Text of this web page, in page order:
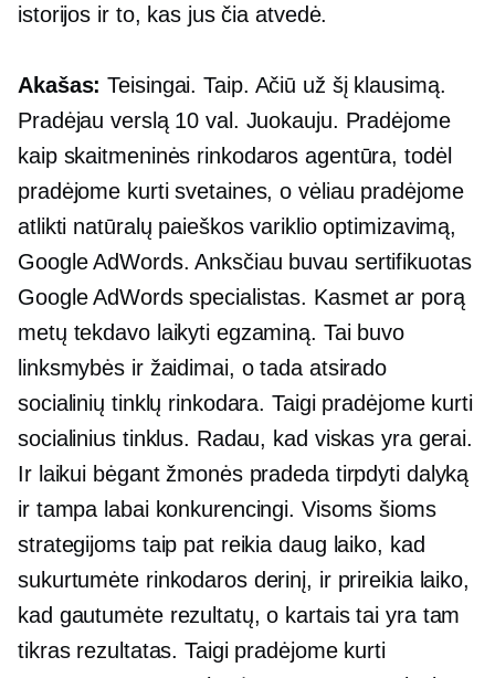
istorijos ir to, kas jus čia atvedė.
Akašas: Teisingai. Taip. Ačiū už šį klausimą.
Pradėjau verslą 10 val. Juokauju. Pradėjome
kaip skaitmeninės rinkodaros agentūra, todėl
pradėjome kurti svetaines, o vėliau pradėjome
atlikti natūralų paieškos variklio optimizavimą,
Google AdWords. Anksčiau buvau sertifikuotas
Google AdWords specialistas. Kasmet ar porą
metų tekdavo laikyti egzaminą. Tai buvo
linksmybės ir žaidimai, o tada atsirado
socialinių tinklų rinkodara. Taigi pradėjome kurti
socialinius tinklus. Radau, kad viskas yra gerai.
Ir laikui bėgant žmonės pradeda tirpdyti dalyką
ir tampa labai konkurencingi. Visoms šioms
strategijoms taip pat reikia daug laiko, kad
sukurtumėte rinkodaros derinį, ir prireikia laiko,
kad gautumėte rezultatų, o kartais tai yra tam
tikras rezultatas. Taigi pradėjome kurti